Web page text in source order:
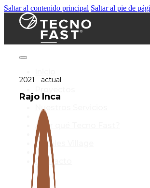
Saltar al contenido principal Saltar al pie de
Nuestros Servicios
¿Por qué Tecno Fast?
Hoteles Village
Contacto
2021 - actual
Rajo Inca